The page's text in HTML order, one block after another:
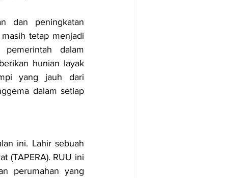
dan peningkatan
tetap menjadi
pemerintah dalam
hunian layak
yang jauh dari
dalam setiap
ini. Lahir sebuah
(TAPERA). RUU ini
perumahan yang